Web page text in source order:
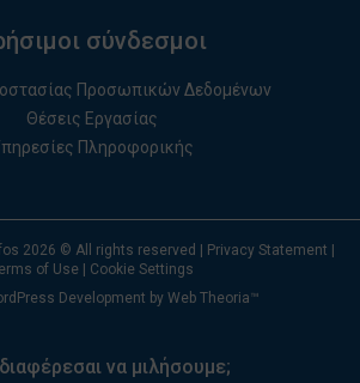
να μιλήσουμε;
σύνδεσμοι
Προσωπικών Δεδομένων
Θέσεις Εργασίας
Πληροφορικής
2026 © All rights reserved | Privacy Statement
of Use
Cookie Settings
Development by Web Theoria™